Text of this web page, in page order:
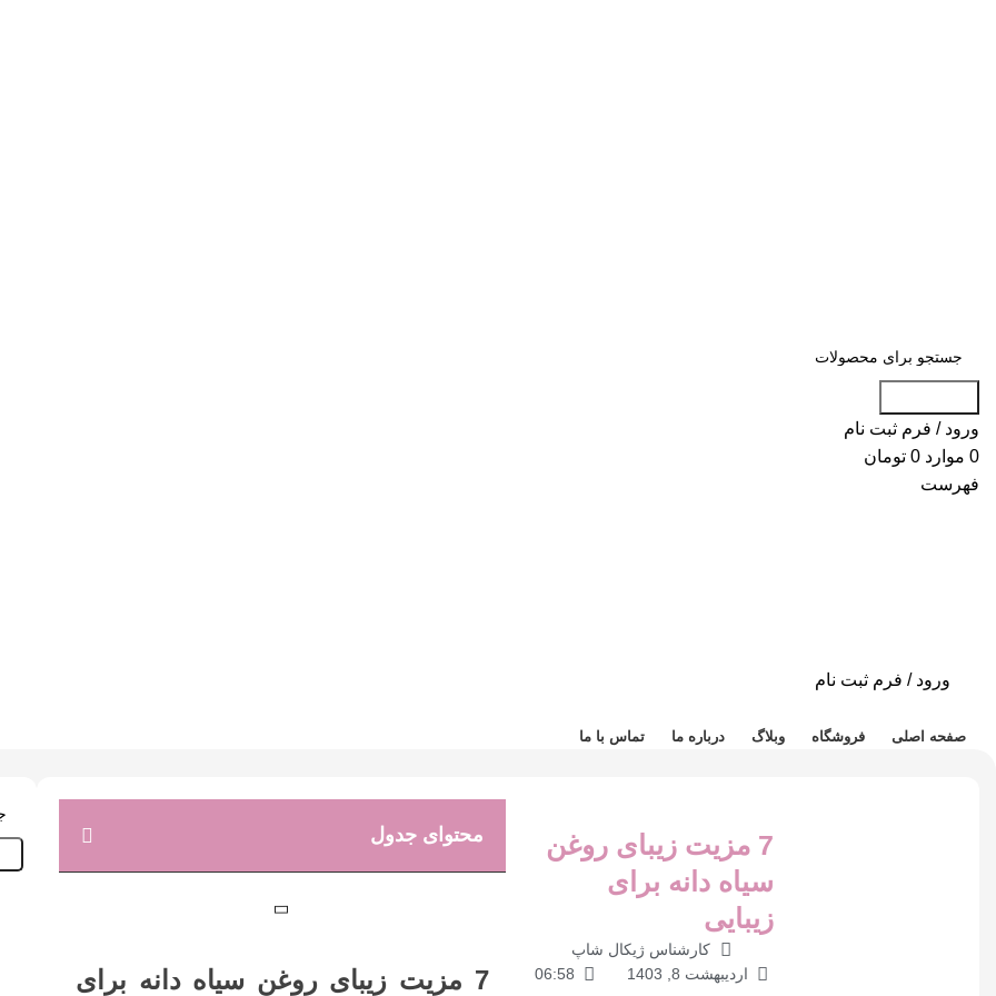
ورود / فرم ثبت نام
0 موارد 0 تومان
فهرست
ورود / فرم ثبت نام
صفحه اصلی فروشگاه وبلاگ درباره ما تماس با ما
7 مزیت زیبای روغن
سیاه دانه برای
زیبایی
کارشناس ژیکال شاپ
اردیبهشت 8, 1403
06:58
محتوای جدول
7 مزیت زیبای روغن سیاه دانه برای